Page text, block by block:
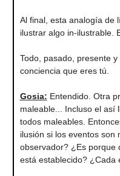
Al final, esta analogía de
ilustrar algo in-ilustrable.
Todo, pasado, presente
conciencia que eres tú.
Gosia: Entendido. Otra
maleable... Incluso el así
todos maleables.
ilusión si los eventos son
observador? ¿Es porque
está establecido? ¿Cada